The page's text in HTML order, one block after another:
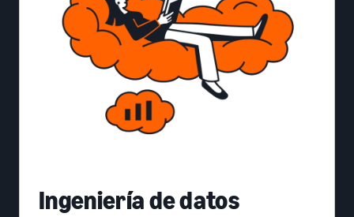
Ingeniería de datos